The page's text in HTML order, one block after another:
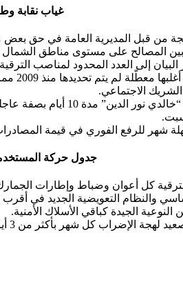
غياب نقابة
من قبل المديرية العامة في حق
المصالح على مستوى مناطق
إلى العدد المحدود لمناصب
الشريك الاجتماعي.
هذا وقد أمهل البيان
للرفع الفوري في قيمة المصادرات
جدول حركة
والنظام التعويضية الجديد في
الجيدة كباقي الأسلاك الأمنية.
الإضراب كل شهر بأكثر من 3 أيام.